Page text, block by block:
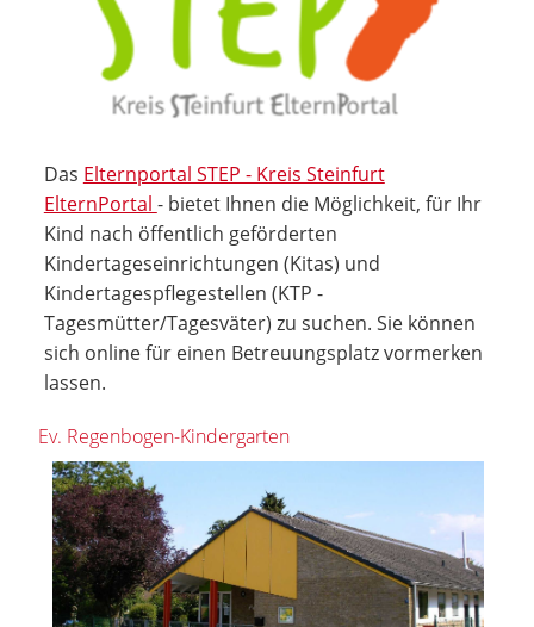
Das Elternportal STEP - Kreis Steinfurt
ElternPortal - bietet Ihnen die Möglichkeit, für Ihr
Kind nach öffentlich geförderten
Kindertageseinrichtungen (Kitas) und
Kindertagespflegestellen (KTP -
Tagesmütter/Tagesväter) zu suchen. Sie können
sich online für einen Betreuungsplatz vormerken
lassen.
Ev. Regenbogen-Kindergarten